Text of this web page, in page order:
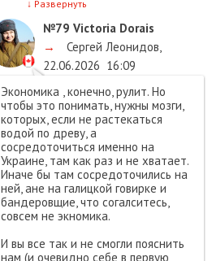
↓ Развернуть
№79 Victoria Dorais
→
Сергей Леонидов,
22.06.2026 16:09
Экономика , конечно, рулит. Но
чтобы это понимать, нужны мозги,
которых, если не растекаться
водой по древу, а
сосредоточиться именно на
Украине, там как раз и не хватает.
Иначе бы там сосредоточились на
ней, ане на галицкой говирке и
бандеровщие, что согалситесь,
совсем не экномика.
И вы все так и не смогли пояснить
нам (и очевидно себе в первую